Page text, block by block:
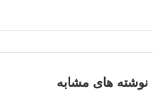
نوشته های مشابه